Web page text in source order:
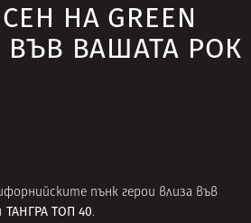
НА GREEN
ВЪВ ВАШАТА РОК
пънк герои влиза във
ТАНГРА ТОП 40.